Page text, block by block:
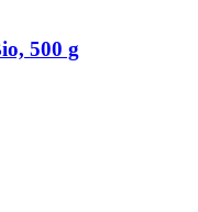
500 g